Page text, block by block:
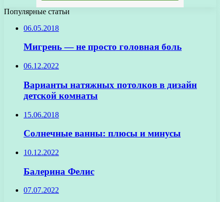
Популярные статьи
06.05.2018
Мигрень — не просто головная боль
06.12.2022
Варианты натяжных потолков в дизайн
детской комнаты
15.06.2018
Солнечные ванны: плюсы и минусы
10.12.2022
Балерина Фелис
07.07.2022